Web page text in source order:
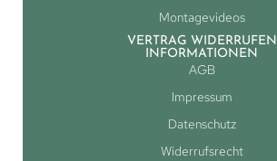
Montagevideos
VERTRAG WIDERRUFEN
INFORMATIONEN
AGB
Impressum
Datenschutz
Widerrufsrecht